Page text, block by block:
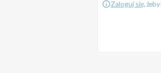
Zaloguj się,